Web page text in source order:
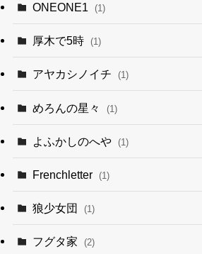
ONEONE1 (1)
厚木で5時 (1)
アヤカシノイチ (1)
めろんの星々 (1)
よふかしのへや (1)
Frenchletter (1)
狼少女団 (1)
フグタ家 (2)